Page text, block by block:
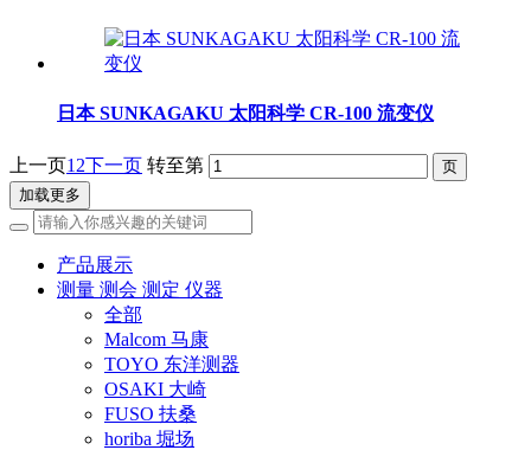
日本 SUNKAGAKU 太阳科学 CR-100 流变仪
上一页1 2下一页 转至第
加载更多
产品展示
测量 测会 测定 仪器
全部
Malcom 马康
TOYO 东洋测器
OSAKI 大崎
FUSO 扶桑
horiba 堀场